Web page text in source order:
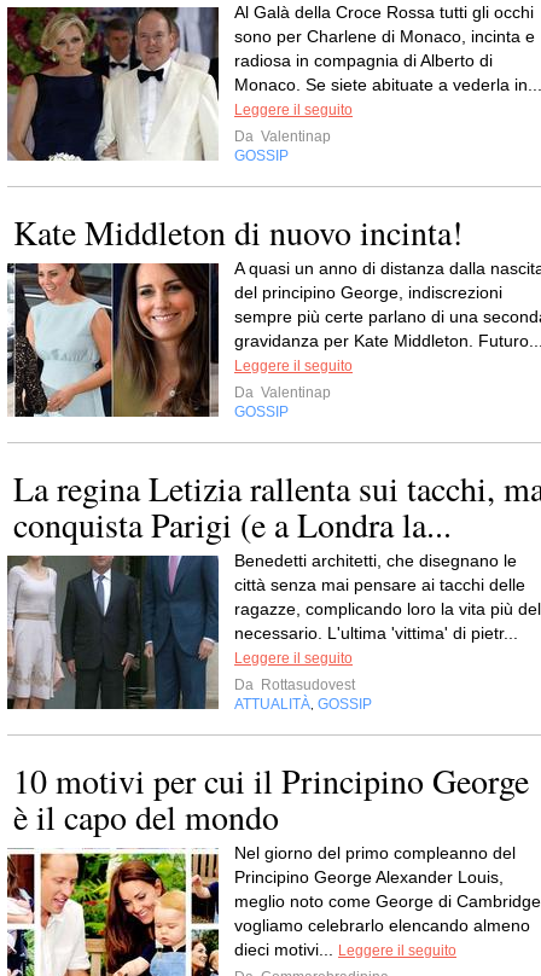
Al Galà della Croce Rossa tutti gli occhi
sono per Charlene di Monaco, incinta e
radiosa in compagnia di Alberto di
Monaco. Se siete abituate a vederla in...
Leggere il seguito
Da Valentinap
GOSSIP
Kate Middleton di nuovo incinta!
A quasi un anno di distanza dalla
del principino George, indiscrezioni
sempre più certe parlano di una
gravidanza per Kate Middleton.
Leggere il seguito
Da Valentinap
GOSSIP
La regina Letizia rallenta sui tacchi,
conquista Parigi (e a Londra la...
Benedetti architetti, che disegnano le
città senza mai pensare ai tacchi delle
ragazze, complicando loro la vita più del
necessario. L'ultima 'vittima' di pietr...
Leggere il seguito
Da Rottasudovest
ATTUALITÀ GOSSIP
10 motivi per cui il Principino George
è il capo del mondo
Nel giorno del primo compleanno del
Principino George Alexander Louis,
meglio noto come George di
vogliamo celebrarlo elencando almeno
dieci motivi...
Leggere il seguito